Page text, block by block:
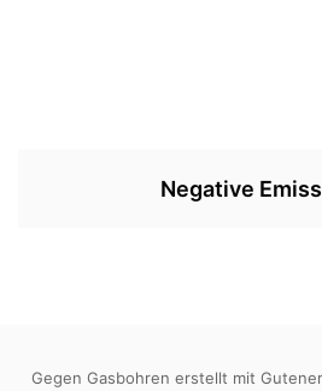
Negative
Gegen Gasbohren erstellt mit